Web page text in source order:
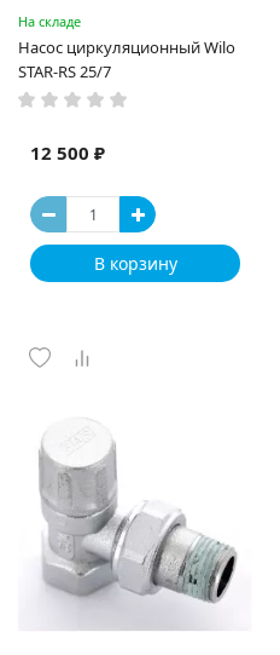
На складе
Насос циркуляционный Wilo
STAR-RS 25/7
12 500 ₽
В корзину